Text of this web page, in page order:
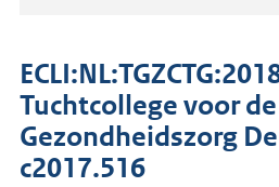
Tuchtcollege voor de
Gezondheidszorg
c2017.516